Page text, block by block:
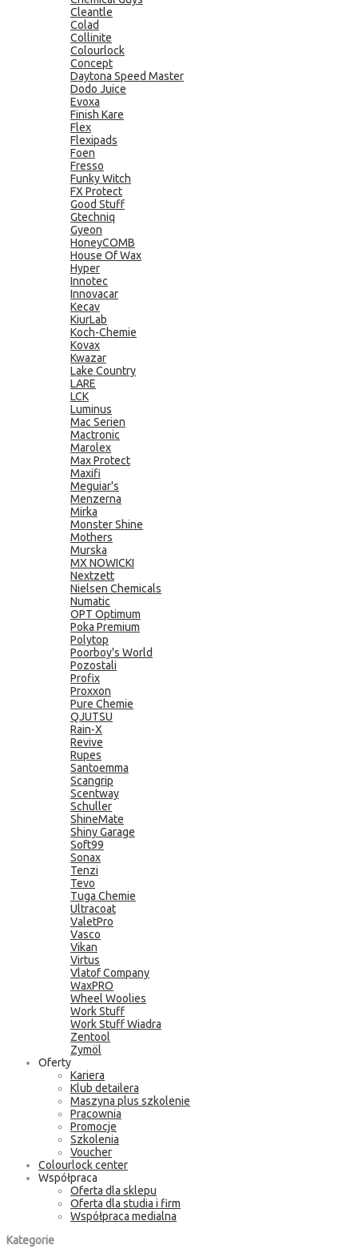
Cleantle
Colad
Collinite
Colourlock
Concept
Daytona Speed Master
Dodo Juice
Evoxa
Finish Kare
Flex
Flexipads
Foen
Fresso
Funky Witch
FX Protect
Good Stuff
Gtechniq
Gyeon
HoneyCOMB
House Of Wax
Hyper
Innotec
Innovacar
Kecav
KiurLab
Koch-Chemie
Kovax
Kwazar
Lake Country
LARE
LCK
Luminus
Mac Serien
Mactronic
Marolex
Max Protect
Maxifi
Meguiar's
Menzerna
Mirka
Monster Shine
Mothers
Murska
MX NOWICKI
Nextzett
Nielsen Chemicals
Numatic
OPT Optimum
Poka Premium
Polytop
Poorboy's World
Pozostali
Profix
Proxxon
Pure Chemie
QJUTSU
Rain-X
Revive
Rupes
Santoemma
Scangrip
Scentway
Schuller
ShineMate
Shiny Garage
Soft99
Sonax
Tenzi
Tevo
Tuga Chemie
Ultracoat
ValetPro
Vasco
Vikan
Virtus
Vlatof Company
WaxPRO
Wheel Woolies
Work Stuff
Work Stuff Wiadra
Zentool
Zymöl
Oferty
Kariera
Klub detailera
Maszyna plus szkolenie
Pracownia
Promocje
Szkolenia
Voucher
Colourlock center
Współpraca
Oferta dla sklepu
Oferta dla studia i firm
Współpraca medialna
Kategorie